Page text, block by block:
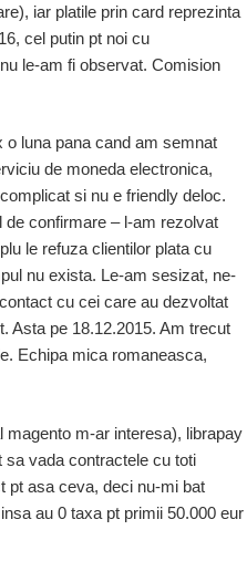
iar platile prin card reprezinta
cel putin pt noi cu
le-am fi observat. Comision
o luna pana cand am semnat
de moneda electronica,
si nu e friendly deloc.
de confirmare – l-am rezolvat
le refuza clientilor plata cu
nu exista. Le-am sesizat, ne-
cu cei care au dezvoltat
Asta pe 18.12.2015. Am trecut
Echipa mica romaneasca,
m-ar interesa), librapay
vada contractele cu toti
pt asa ceva, deci nu-mi bat
au 0 taxa pt primii 50.000 eur